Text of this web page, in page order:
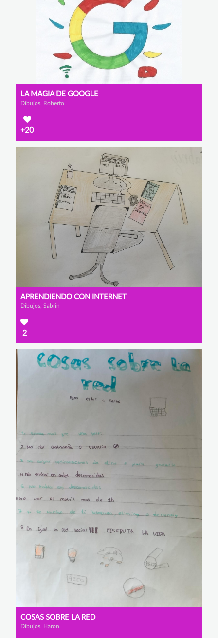
LA MAGIA DE GOOGLE
Dibujos, Roberto
+20
APRENDIENDO CON INTERNET
Dibujos, Sabrin
2
COSAS SOBRE LA RED
Dibujos, Haron